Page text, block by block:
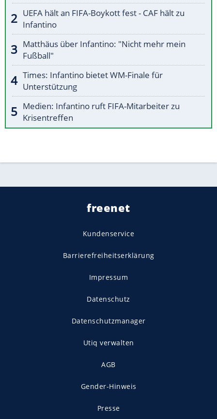
UEFA hält an FIFA-Boykott fest - CAF hält zu
Infantino
Matthäus über Infantino: "Nicht mehr mein
Fußball"
Times: Infantino bietet WM-Finale für
Unterstützung
Medien: Infantino ruft FIFA-Mitarbeiter zu
Krisentreffen
freenet
Kundenservice
Barrierefreiheitserklärung
Impressum
Datenschutz
Datenschutzmanager
Utiq verwalten
AGB
Gender-Hinweis
Presse